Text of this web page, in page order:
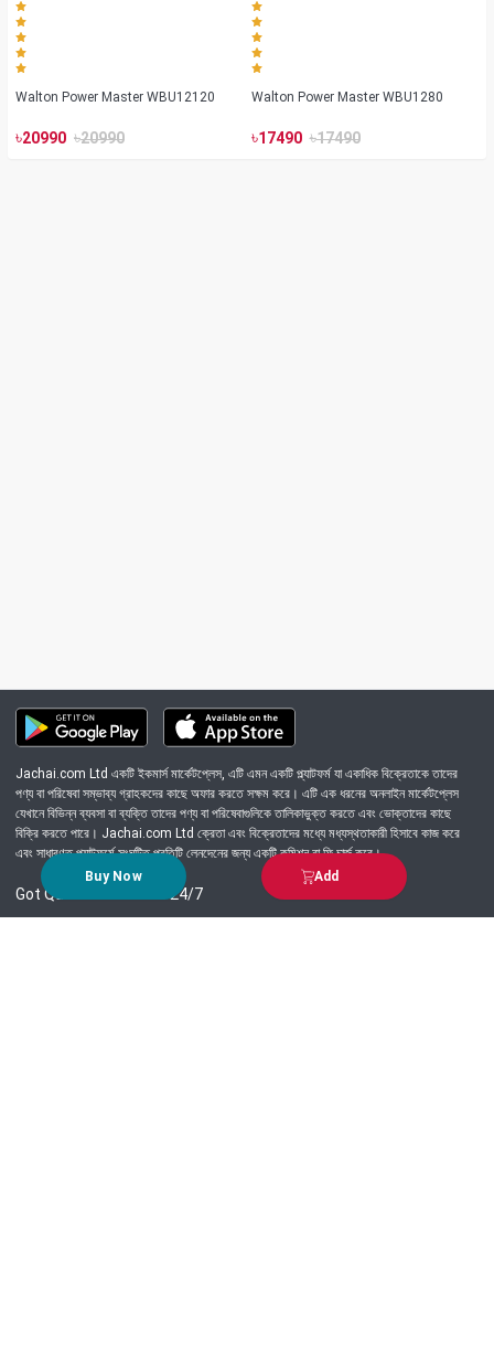
Buy Now Add
Walton Power Master WBU12120
৳20990 ৳20990
Walton Power Master WBU1280
৳17490 ৳17490
Jachai.com Ltd একটি ইকমার্স মার্কেটপ্লেস, এটি এমন একটি প্ল্যাটফর্ম যা একাধিক বিক্রেতাকে তাদের
পণ্য বা পরিষেবা সম্ভাব্য গ্রাহকদের কাছে অফার করতে সক্ষম করে। এটি এক ধরনের অনলাইন মার্কেটপ্লেস
যেখানে বিভিন্ন ব্যবসা বা ব্যক্তি তাদের পণ্য বা পরিষেবাগুলিকে তালিকাভুক্ত করতে এবং ভোক্তাদের কাছে
বিক্রি করতে পারে। Jachai.com Ltd ক্রেতা এবং বিক্রেতাদের মধ্যে মধ্যস্থতাকারী হিসাবে কাজ করে
এবং সাধারণত প্ল্যাটফর্মে সংঘটিত প্রতিটি লেনদেনের জন্য একটি কমিশন বা ফি চার্জ করে।
Got Question? Call us 24/7